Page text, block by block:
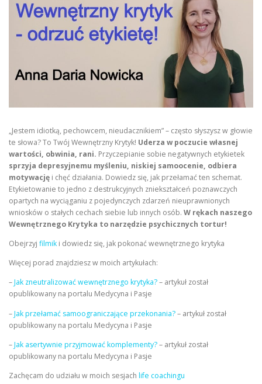
KONTAKT
„Jestem idiotką, pechowcem, nieudacznikiem” – często słyszysz w głowie
te słowa? To Twój Wewnętrzny Krytyk! Uderza w poczucie własnej
wartości, obwinia, rani. Przyczepianie sobie negatywnych etykietek
sprzyja depresyjnemu myśleniu, niskiej samoocenie, odbiera
motywację i chęć działania. Dowiedz się, jak przełamać ten schemat.
Etykietowanie to jedno z destrukcyjnych zniekształceń poznawczych
opartych na wyciąganiu z pojedynczych zdarzeń nieuprawnionych
wniosków o stałych cechach siebie lub innych osób. W rękach naszego
Wewnętrznego Krytyka to narzędzie psychicznych tortur!
Obejrzyj filmik i dowiedz się, jak pokonać wewnętrznego krytyka
Więcej porad znajdziesz w moich artykułach:
–Jak zneutralizować wewnętrznego krytyka?– artykuł został
opublikowany na portalu Medycyna i Pasje
–Jak przełamać samoograniczające przekonania?– artykuł został
opublikowany na portalu Medycyna i Pasje
–Jak asertywnie przyjmować komplementy?– artykuł został
opublikowany na portalu Medycyna i Pasje
Zachęcam do udziału w moich sesjach life coachingu